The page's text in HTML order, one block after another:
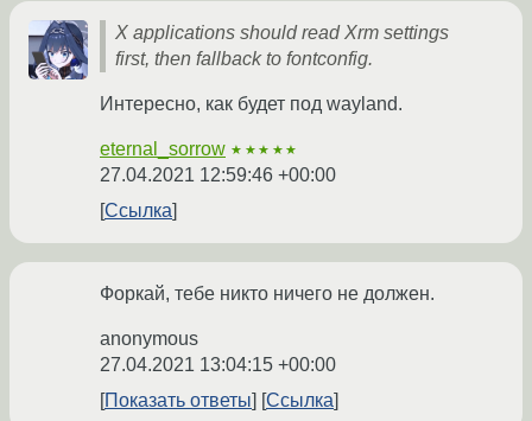
X applications should read Xrm settings
first, then fallback to fontconfig.
Интересно, как будет под wayland.
eternal_sorrow ★★★★★
27.04.2021 12:59:46 +00:00
Ссылка
Форкай, тебе никто ничего не должен.
anonymous
27.04.2021 13:04:15 +00:00
Показать ответы
Ссылка